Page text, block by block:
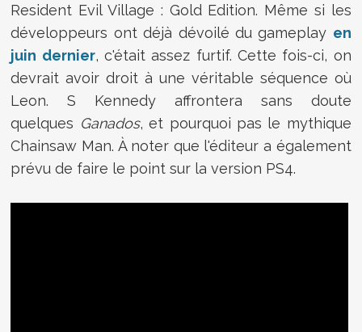
Resident Evil Village : Gold Edition. Même si les
développeurs ont déjà dévoilé du gameplay en
juin dernier, c'était assez furtif. Cette fois-ci, on
devrait avoir droit à une véritable séquence où
Leon. S Kennedy affrontera sans doute
quelques Ganados, et pourquoi pas le mythique
Chainsaw Man. À noter que l'éditeur a également
prévu de faire le point sur la version PS4.